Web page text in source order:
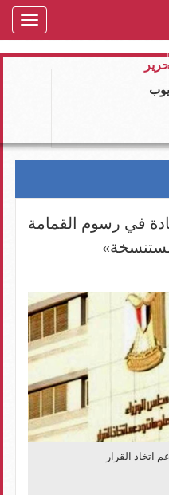
في رسوم القمامة
اتخاذ القرار